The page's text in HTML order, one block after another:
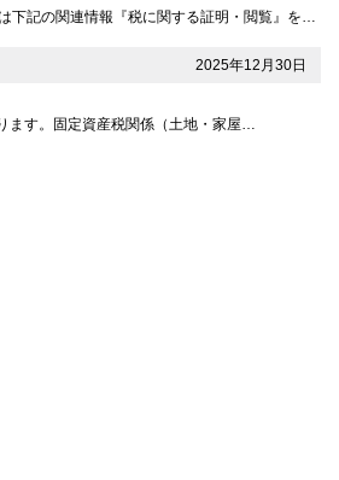
下記の関連情報『税に関する証明・閲覧』を…
2025年12月30日
す。固定資産税関係（土地・家屋…